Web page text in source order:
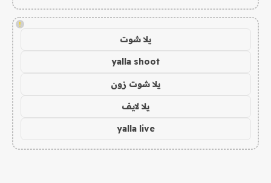
!
يلا شوت
yalla shoot
يلا شوت زون
يلا لايف
yalla live